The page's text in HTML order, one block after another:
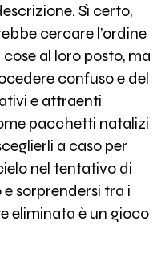
Sì certo,
cercare l’ordine
al loro posto, ma
confuso e del
e attraenti
pacchetti natalizi
a caso per
nel tentativo di
sorprendersi tra i
eliminata è un gioco